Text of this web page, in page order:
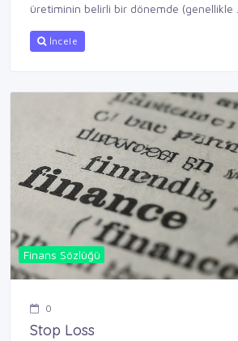
üretiminin belirli bir dönemde (genellikle ...
İncele
Finans Sözlüğü
0
Stop Loss